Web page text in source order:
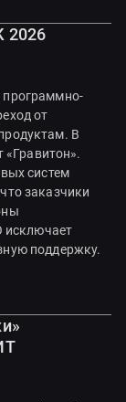
2026
программно-
от
В
«Гравитон».
систем
заказчики
исключает
поддержку.